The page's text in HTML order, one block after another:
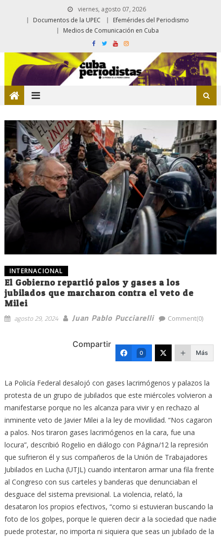
viernes, agosto 07, 2026
Documentos de la UPEC
Efemérides del Periodismo
Medios de Comunicación en Cuba
INTERNACIONAL
El Gobierno repartió palos y gases a los
jubilados que marcharon contra el veto de
Milei
agosto 29, 2024 Juan Pablo Pucciarelli Comment(0)
Compartir
0 Más
La Policía Federal desalojó con gases lacrimógenos y palazos la
protesta de un grupo de jubilados que este miércoles volvieron a
manifestarse porque no les alcanza para vivir y en rechazo al
inminente veto de Javier Milei a la ley de movilidad. “Nos cagaron
a palos. Nos tiraron gases lacrimógenos en la cara, fue una
locura”, describió Rogelio en diálogo con Página/12 la represión
que sufrieron él y sus compañeros de la Unión de Trabajadores
Jubilados en Lucha (UTJL) cuando intentaron armar una fila frente
al Congreso con sus carteles y banderas que denunciaban el
desguace del sistema previsional. La violencia, relató, la
desataron los propios efectivos, “como si estuvieran buscando la
foto de los golpes, porque le quieren decir a la sociedad que nadie
puede protestar, no importa ni siquiera que seas un jubilado de la